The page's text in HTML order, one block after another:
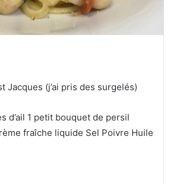
Jacques (j’ai pris des surgelés)
d’ail 1 petit bouquet de persil
fraîche liquide Sel Poivre Huile